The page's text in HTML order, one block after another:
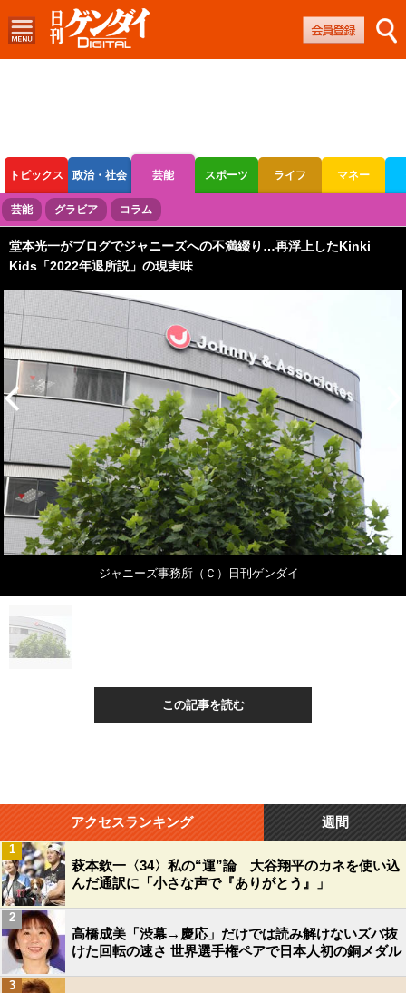
トピックス 政治・社会 芸能 スポーツ ライフ マネー
ボートレース 競輪 オートレース
芸能 グラビア コラム
堂本光一がブログでジャニーズへの不満綴り…再浮上したKinki
Kids「2022年退所説」の現実味
ジャニーズ事務所（Ｃ）日刊ゲンダイ
この記事を読む
アクセスランキング 週間
萩本欽一〈34〉私の“運”論 大谷翔平のカネを使い込
んだ通訳に「小さな声で『ありがとう』」
1
高橋成美「渋幕→慶応」だけでは読み解けないズバ抜
けた回転の速さ 世界選手権ペアで日本人初の銅メダル
2
3